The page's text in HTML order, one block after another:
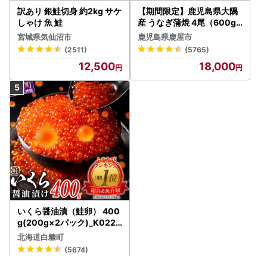
訳あり 銀鮭切身 約2kg サケ
しゃけ 魚 鮭
宮城県気仙沼市
(2511)
12,500
【期間限定】鹿児島県大隅
産 うなぎ蒲焼 4尾（600g
） KN007-004-04-cp18
うなぎ 鰻 魚 惣菜 総菜
鹿児島県鹿屋市
(5765)
18,000
いくら醤油漬（鮭卵） 400
g(200g×2パック)_K022-
1676
北海道白糠町
(5674)